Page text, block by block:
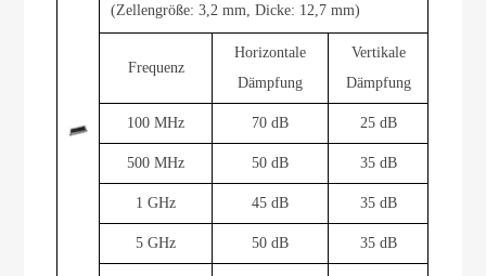
(Zellengröße: 3,2 mm, Dicke: 12,7 mm)
Frequenz
Horizontale
Dämpfung
Vertikale
Dämpfung
100 MHz 70 dB 25 dB
500 MHz 50 dB 35 dB
1 GHz 45 dB 35 dB
5 GHz 50 dB 35 dB